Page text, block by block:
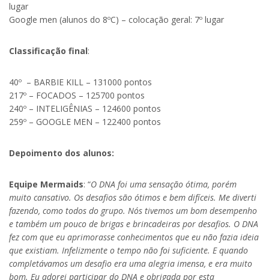
lugar
Google men (alunos do 8ºC) – colocação geral: 7º lugar
Classificação final:
40º – BARBIE KILL – 131000 pontos
217º – FOCADOS – 125700 pontos
240º – INTELIGÊNIAS – 124600 pontos
259º – GOOGLE MEN – 122400 pontos
Depoimento dos alunos:
Equipe Mermaids: “O DNA foi uma sensação ótima, porém
muito cansativo. Os desafios são ótimos e bem difíceis. Me diverti
fazendo, como todos do grupo. Nós tivemos um bom desempenho
e também um pouco de brigas e brincadeiras por desafios. O DNA
fez com que eu aprimorasse conhecimentos que eu não fazia ideia
que existiam. Infelizmente o tempo não foi suficiente. E quando
completávamos um desafio era uma alegria imensa, e era muito
bom. Eu adorei participar do DNA e obrigada por esta